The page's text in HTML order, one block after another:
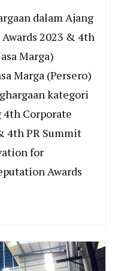
dalam Ajang
2023 & 4th
Marga)
Marga (Persero)
kategori
4th Corporate
4th PR Summit
for
Awards